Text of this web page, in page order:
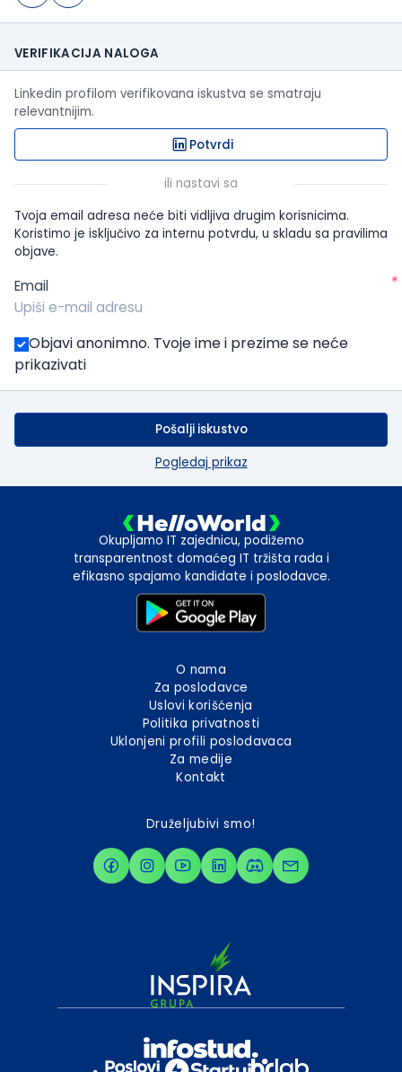
VERIFIKACIJA NALOGA
Linkedin profilom verifikovana iskustva se smatraju
relevantnijim.
Potvrdi
ili nastavi sa
Tvoja email adresa neće biti vidljiva drugim korisnicima.
Koristimo je isključivo za internu potvrdu, u skladu sa pravilima
objave.
Email *
Objavi anonimno. Tvoje ime i prezime se neće
prikazivati
Pošalji iskustvo
Pogledaj prikaz
Okupljamo IT zajednicu, podižemo
transparentnost domaćeg IT tržišta rada i
efikasno spajamo kandidate i poslodavce.
O nama
Za poslodavce
Uslovi korišćenja
Politika privatnosti
Uklonjeni profili poslodavaca
Za medije
Kontakt
Druželjubivi smo!